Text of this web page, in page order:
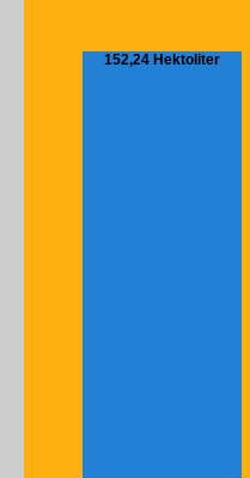
152,24 Hektoliter